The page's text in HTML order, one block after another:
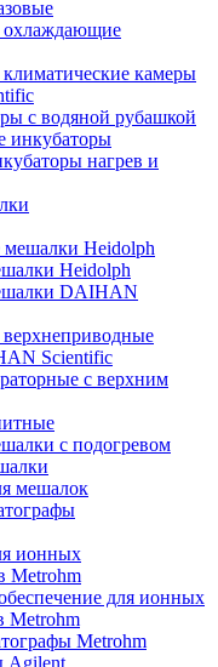
камеры
с водяной рубашкой
инкубаторы
нагрев и
Heidolph
Heidolph
DAIHAN
Scientific
с верхним
с подогревом
мешалок
ионных
Metrohm
для ионных
Metrohm
Metrohm
Agilent